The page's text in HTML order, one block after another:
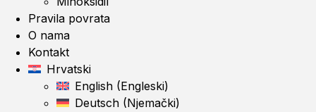
Pravila povrata
O nama
Kontakt
Hrvatski
English (Engleski)
Deutsch (Njemački)